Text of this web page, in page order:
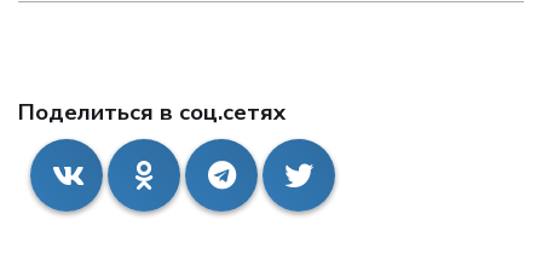
Поделиться в соц.сетях